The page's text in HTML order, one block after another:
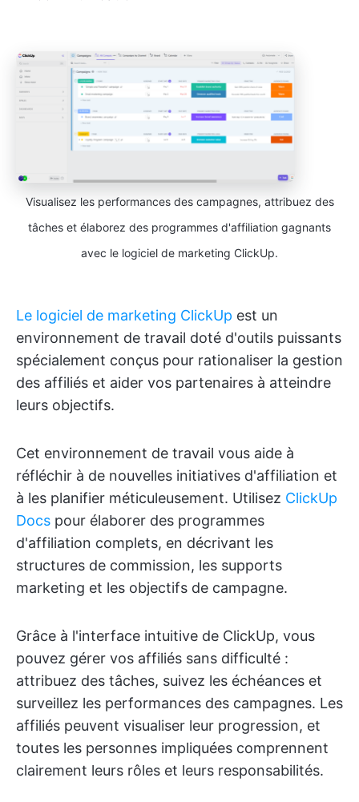
Visualisez les performances des campagnes, attribuez des
tâches et élaborez des programmes d'affiliation gagnants
avec le logiciel de marketing ClickUp.
Le logiciel de marketing ClickUp est un
environnement de travail doté d'outils puissants
spécialement conçus pour rationaliser la gestion
des affiliés et aider vos partenaires à atteindre
leurs objectifs.
Cet environnement de travail vous aide à
réfléchir à de nouvelles initiatives d'affiliation et
à les planifier méticuleusement. Utilisez ClickUp
Docs pour élaborer des programmes
d'affiliation complets, en décrivant les
structures de commission, les supports
marketing et les objectifs de campagne.
Grâce à l'interface intuitive de ClickUp, vous
pouvez gérer vos affiliés sans difficulté :
attribuez des tâches, suivez les échéances et
surveillez les performances des campagnes. Les
affiliés peuvent visualiser leur progression, et
toutes les personnes impliquées comprennent
clairement leurs rôles et leurs responsabilités.